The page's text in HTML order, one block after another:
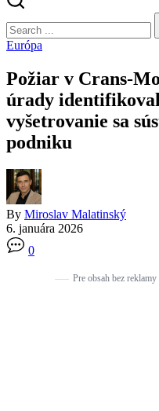
Search
Európa
Požiar v Crans-
úrady
vyšetrovanie sa
podniku
By Miroslav Malatinský
6. januára 2026
0
Pre obsah bez reklamy